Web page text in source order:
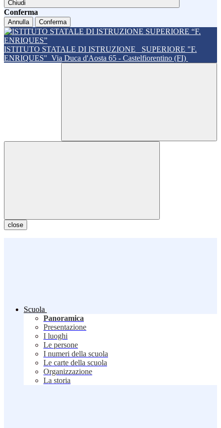
Chiudi
Conferma
Annulla Conferma
ISTITUTO STATALE DI ISTRUZIONE
SUPERIORE "F.
ENRIQUES" Via Duca d'Aosta 65 - Castelfiorentino (FI)
close
Scuola
Panoramica
Presentazione
I luoghi
Le persone
I numeri della scuola
Le carte della scuola
Organizzazione
La storia